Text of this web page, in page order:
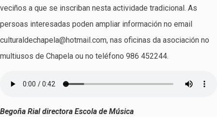
veciños a que se inscriban nesta actividade tradicional. As
persoas interesadas poden ampliar información no email
culturaldechapela@hotmail.com, nas oficinas da asociación no
multiusos de Chapela ou no teléfono 986 452244.
Begoña Rial directora Escola de Música